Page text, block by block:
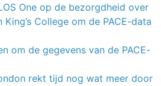
One op de bezorgdheid over
College om de PACE-data
om de gegevens van de PACE-
rekt tijd nog wat meer door